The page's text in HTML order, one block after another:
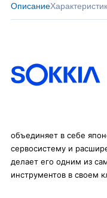
Описание
объединяет в себе
сервосистему и
делает его одним из
инструментов в своем